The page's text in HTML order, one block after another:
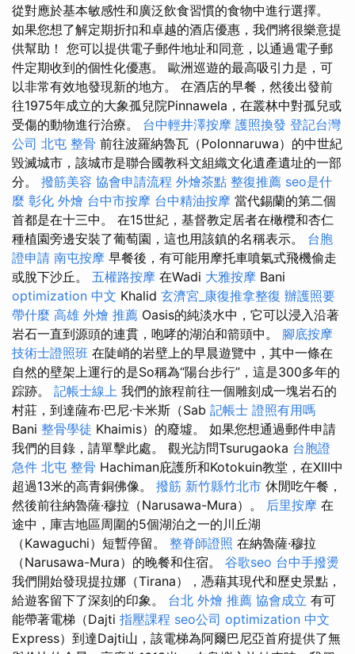
從對應於基本敏感性和廣泛飲食習慣的食物中進行選擇。
如果您想了解定期折扣和卓越的酒店優惠，我們將很樂意提
供幫助！ 您可以提供電子郵件地址和同意，以通過電子郵
件定期收到的個性化優惠。 歐洲巡遊的最高吸引力是，可
以非常有效地發現新的地方。 在酒店的早餐，然後出發前
往1975年成立的大象孤兒院Pinnawela，在叢林中對孤兒或
受傷的動物進行治療。 台中輕井澤按摩 護照換發 登記台灣
公司 北屯 整骨 前往波羅納魯瓦（Polonnaruwa）的中世紀
毀滅城市，該城市是聯合國教科文組織文化遺產遺址的一部
分。 撥筋美容 協會申請流程 外燴茶點 整復推薦 seo是什
麼 彰化 外燴 台中市按摩 台中精油按摩 當代錫蘭的第二個
首都是在十三中。 在15世紀，基督教定居者在橄欖和杏仁
種植園旁邊安裝了葡萄園，這也用該鎮的名稱表示。 台胞
證申請 南屯按摩 早餐後，有可能用摩托車噴氣式飛機偷走
或脫下沙丘。 五權路按摩 在Wadi 大雅按摩 Bani
optimization 中文 Khalid 玄濟宮_康復推拿整復 辦護照要
帶什麼 高雄 外燴 推薦 Oasis的純淡水中，它可以浸入沿著
岩石一直到源頭的連貫，咆哮的湖泊和箭頭中。 腳底按摩
技術士證照班 在陡峭的岩壁上的早晨遊覽中，其中一條在
自然的壁架上運行的是So稱為“陽台步行”，這是300多年的
踪跡。 記帳士線上 我們的旅程前往一個雕刻成一塊岩石的
村莊，到達薩布·巴尼·卡米斯（Sab 記帳士 證照有用嗎
Bani 整骨學徒 Khaimis）的廢墟。 如果您想通過郵件申請
我們的目錄，請單擊此處。 觀光訪問Tsurugaoka 台胞證
急件 北屯 整骨 Hachiman庇護所和Kotokuin教堂，在XIII中
超過13米的高青銅佛像。 撥筋 新竹縣竹北市 休閒吃午餐，
然後前往納魯薩·穆拉（Narusawa-Mura）。 后里按摩 在
途中，庫吉地區周圍的5個湖泊之一的川丘湖
（Kawaguchi）短暫停留。 整脊師證照 在納魯薩·穆拉
（Narusawa-Mura）的晚餐和住宿。 谷歌seo 台中手撥燙
我們開始發現提拉娜（Tirana），憑藉其現代和歷史景點，
給遊客留下了深刻的印象。 台北 外燴 推薦 協會成立 有可
能帶著電梯（Dajti 指壓課程 seo公司 optimization 中文
Express）到達Dajti山，該電梯為阿爾巴尼亞首府提供了無